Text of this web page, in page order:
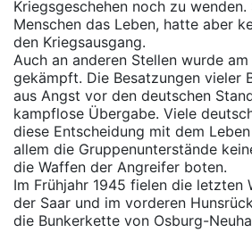
Kriegsgeschehen noch zu
Menschen das Leben, hatte aber
den Kriegsausgang.
Auch an anderen Stellen wurde
gekämpft. Die Besatzungen vieler
aus Angst vor den deutschen
kampflose Übergabe. Viele
diese Entscheidung mit dem
allem die Gruppenunterstände
die Waffen der Angreifer boten.
Im Frühjahr 1945 fielen die letzten
der Saar und im vorderen
die Bunkerkette von Osburg-